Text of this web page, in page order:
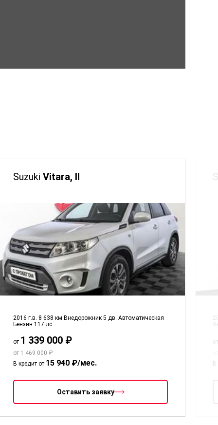
Suzuki Vitara, II
2016 г.в. 8 638 км Внедорожник 5 дв. Автоматическая
Бензин 117 лс
от 1 339 000 ₽
от 1 469 000 ₽
В кредит от 15 940 ₽/мес.
Оставить заявку
В